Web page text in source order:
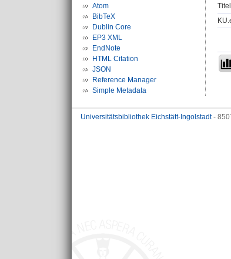
Atom
BibTeX
Dublin Core
EP3 XML
EndNote
HTML Citation
JSON
Reference Manager
Simple Metadata
Universitätsbibliothek Eichstätt-Ingolstadt-